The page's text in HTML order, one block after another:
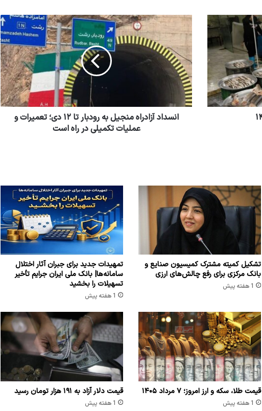
انسداد آزادراه منجیل به رودبار تا ۱۲ دی؛ تعمیرات و
عملیات تکمیلی در راه است
تشکیل کمیته مشترک کمیسیون صنایع و
بانک مرکزی برای رفع چالش‌های ارزی
1 هفته پیش
تمهیدات جدید برای جبران آثار اختلال
سامانه‌ها| بانک ملی ایران جرایم تأخیر
تسهیلات را بخشید
1 هفته پیش
قیمت طلا، سکه و ارز امروز؛ ۷ مرداد ۱۴۰۵
1 هفته پیش
قیمت دلار آزاد به ۱۹۱ هزار تومان رسید
1 هفته پیش